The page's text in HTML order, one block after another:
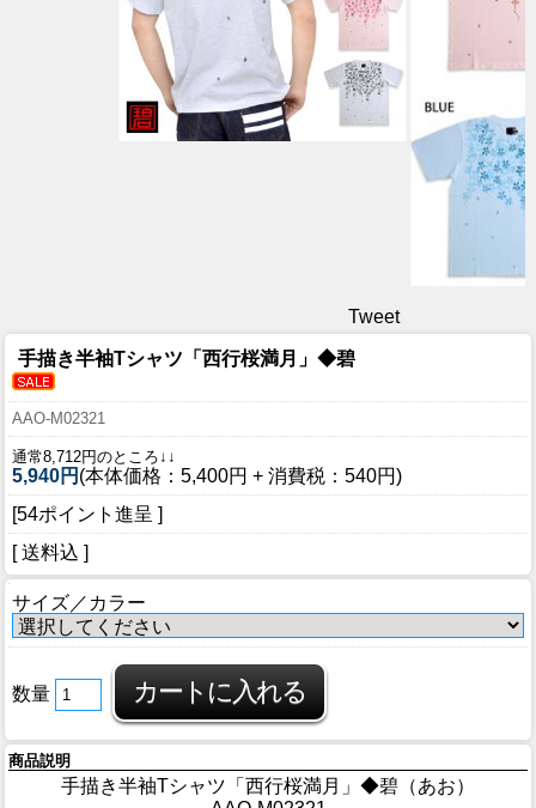
Tweet
手描き半袖Tシャツ「西行桜満月」◆碧
AAO-M02321
通常8,712円のところ↓↓
5,940円 (本体価格：5,400円 + 消費税：540円)
[54ポイント進呈 ]
[ 送料込 ]
サイズ／カラー
数量
商品説明
手描き半袖Tシャツ「西行桜満月」◆碧（あお）